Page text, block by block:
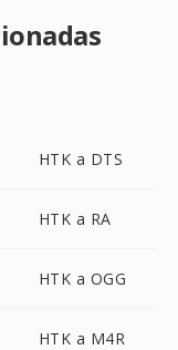
HTK a DTS
HTK a RA
HTK a OGG
HTK a M4R